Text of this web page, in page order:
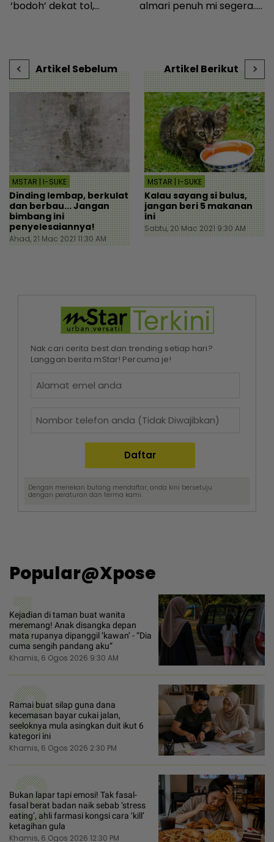
‘bodoh’ dekat tol,
almari penuh mi segera...
Artikel Sebelum
MSTAR | I-SUKE
Dinding lembap, berkulat
dan berbau... Jangan
bimbang ini
penyelesaiannya!
Ahad, 21 Mac 2021 11:30 AM
Artikel Berikut
MSTAR | I-SUKE
Kalau sayang si bulus,
jangan beri 5 makanan
ini
Sabtu, 20 Mac 2021 9:30 AM
Nak cari cerita best dan trending setiap hari?
Langgan berita mStar! Percuma je!
Dengan menekan butang mendaftar, anda kini bersetuju
dengan peraturan dan terma kami.
Popular@Xpose
1
Kejadian di taman buat wanita
meremang! Anak disangka depan
mata rupanya dipanggil ‘kawan’ - “Dia
cuma sengih pandang aku“
Khamis, 6 Ogos 2026 9:30 AM
2
Ramai buat silap guna dana
kecemasan bayar cukai jalan,
seeloknya mula asingkan duit ikut 6
kategori ini
Khamis, 6 Ogos 2026 2:30 PM
3
Bukan lapar tapi emosi! Tak fasal-
fasal berat badan naik sebab ‘stress
eating’, ahli farmasi kongsi cara ‘kill’
ketagihan gula
Khamis, 6 Ogos 2026 12:30 PM